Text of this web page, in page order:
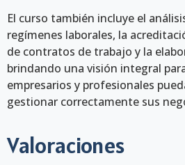
El curso también incluye el
regímenes laborales, la
de contratos de trabajo y la
brindando una visión integral
empresarios y profesionales
gestionar correctamente sus
Valoraciones